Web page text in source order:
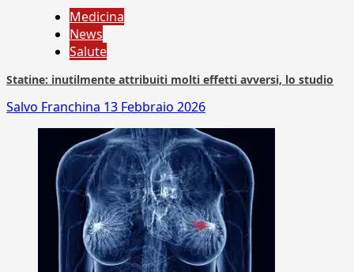
Medicina
News
Salute
Statine: inutilmente attribuiti molti effetti avversi, lo studio
Salvo Franchina 13 Febbraio 2026